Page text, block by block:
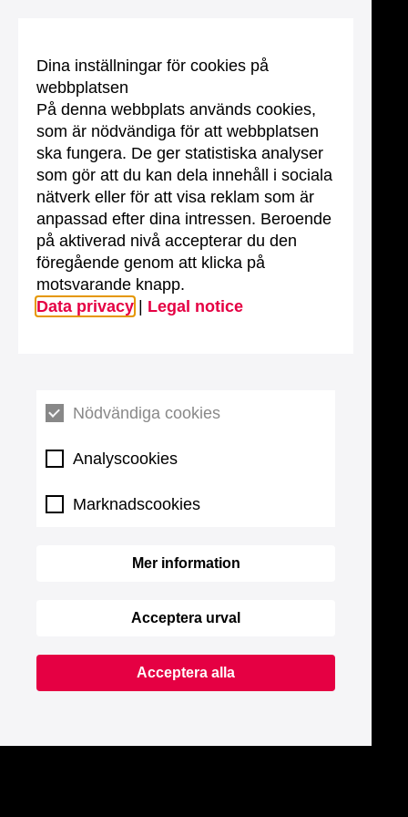
Dina inställningar för cookies på
webbplatsen
På denna webbplats används cookies,
som är nödvändiga för att webbplatsen
ska fungera. De ger statistiska analyser
som gör att du kan dela innehåll i sociala
nätverk eller för att visa reklam som är
anpassad efter dina intressen. Beroende
på aktiverad nivå accepterar du den
föregående genom att klicka på
motsvarande knapp.
Data privacy
Legal notice
Nödvändiga cookies
Analyscookies
Marknadscookies
Mer information
Acceptera urval
Acceptera alla